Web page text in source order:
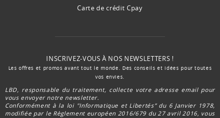
Carte de crédit Cpay
INSCRIVEZ-VOUS À NOS NEWSLETTERS !
Les offres et promos avant tout le monde. Des conseils et idées pour toutes
vos envies.
LBD, responsable du traitement, collecte votre adresse email pour
vous envoyer notre newsletter.
Conformément à la loi "Informatique et Libertés” du 6 Janvier 1978,
modifiée par le Règlement européen 2016/679 du 27 avril 2016, vous